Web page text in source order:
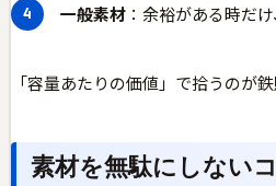
一般素材 ：余裕がある時だ
「容量あたりの価値」で拾うのが
素材を無駄にしない